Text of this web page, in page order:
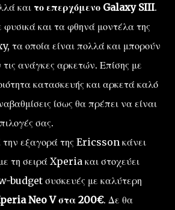
και το επερχόμενο Galaxy SIII.
και τα φθηνά μοντέλα της
τα οποία είναι πολλά και μπορούν
ανάγκες αρκετών. Επίσης με
κατασκευής και αρκετά καλό
ίσως θα πρέπει να είναι
σας.
εξαγορά της Ericsson κάνει
τη σειρά Xperia και στοχεύει
budget συσκευές με καλύτερη
Neo V στα 200€. Δε θα